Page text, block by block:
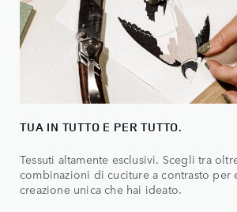
TUA IN TUTTO E PER TUTTO.
Tessuti altamente esclusivi. Scegli tra
combinazioni di cuciture a contrasto per
creazione unica che hai ideato.